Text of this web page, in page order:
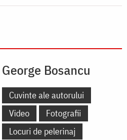
George Bosancu
Cuvinte ale autorului
Video
Fotografii
Locuri de pelerinaj